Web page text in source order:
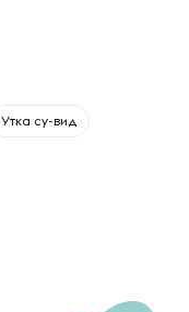
Утка су-вид